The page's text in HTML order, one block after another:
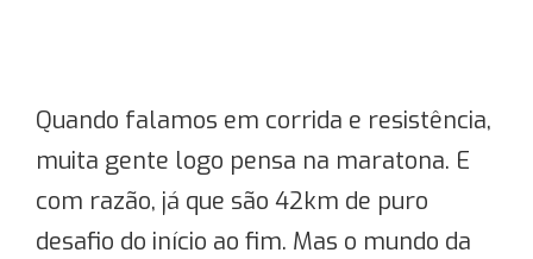
Quando falamos em corrida e resistência,
muita gente logo pensa na maratona. E
com razão, já que são 42km de puro
desafio do início ao fim. Mas o mundo da